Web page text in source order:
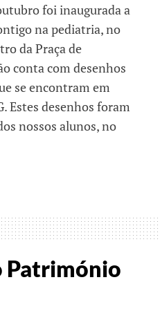
foi inaugurada a
na pediatria, no
da Praça de
conta com desenhos
se encontram em
Estes desenhos foram
nossos alunos, no
Património